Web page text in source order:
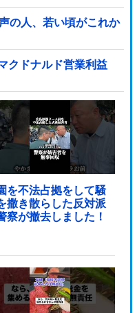
の人、若い頃がこれか
クドナルド営業利益
を不法占拠をして騒
撒き散らした反対派
察が撤去しました！